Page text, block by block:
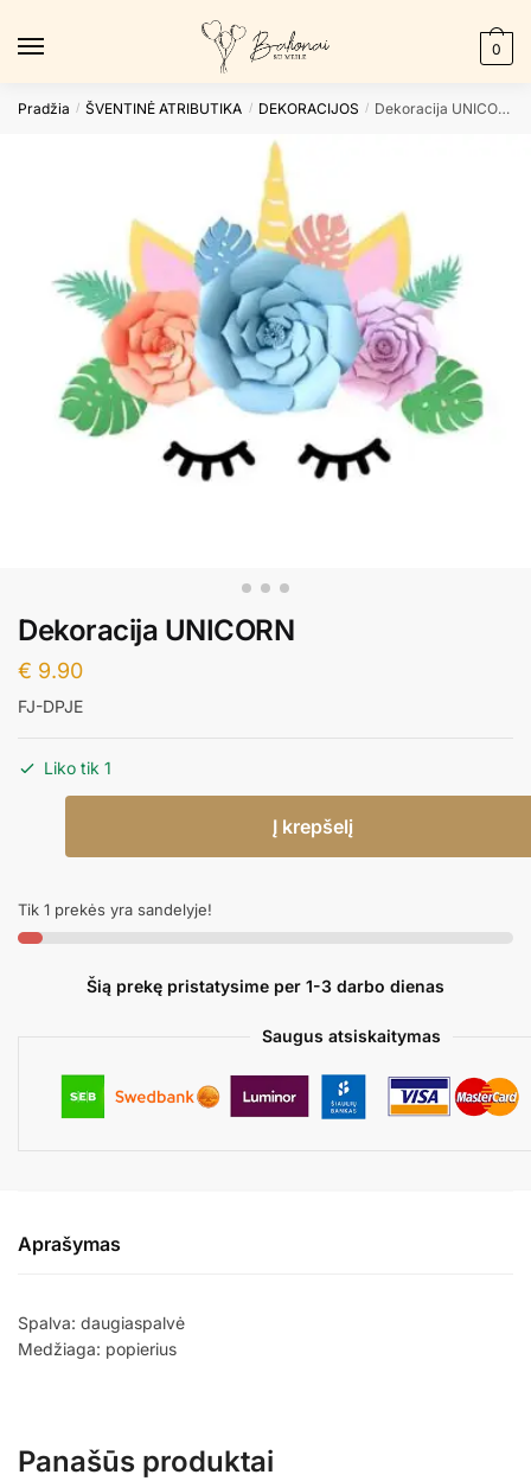
0
Pradžia / ŠVENTINĖ ATRIBUTIKA / DEKORACIJOS / Dekoracija UNICORN
Dekoracija UNICORN
€ 9.90
FJ-DPJE
Liko tik 1
Į krepšelį
Tik 1 prekės yra sandelyje!
Šią prekę pristatysime per 1-3 darbo dienas
Saugus atsiskaitymas
Aprašymas
Spalva: daugiaspalvė
Medžiaga: popierius
Panašūs produktai